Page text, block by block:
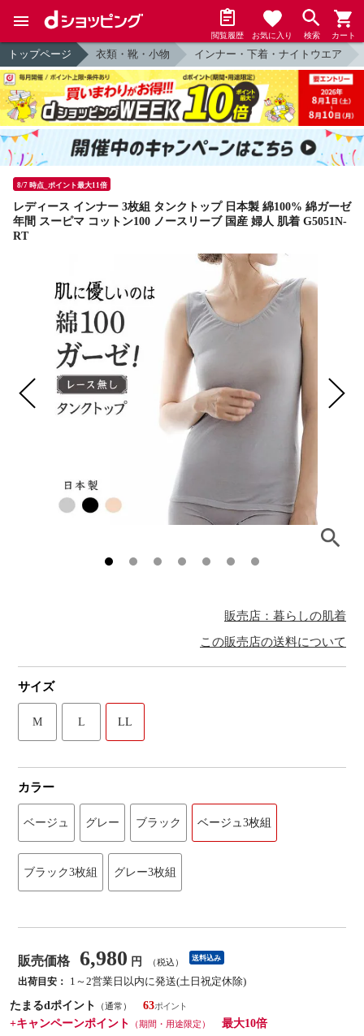
閲覧履歴 お気に入り 検索 カート
トップページ 衣類・靴・小物 インナー・下着・ナイトウエア
8/7 時点_ポイント最大11倍
レディース インナー 3枚組 タンクトップ 日本製 綿100% 綿ガーゼ
年間 スーピマ コットン100 ノースリーブ 国産 婦人 肌着 G5051N-
RT
販売店：暮らしの肌着
この販売店の送料について
サイズ
M L LL
カラー
ベージュ グレー ブラック ベージュ3枚組
ブラック3枚組 グレー3枚組
販売価格 6,980 円 （税込） 送料込み
出荷目安：
1～2営業日以内に発送(土日祝定休除)
たまるdポイント
（通常）
63
+キャンペーンポイント
（期間・用途限定）
最大10倍